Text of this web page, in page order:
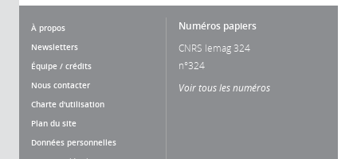
À propos
Newsletters
Équipe / crédits
Nous contacter
Charte d'utilisation
Plan du site
Données personnelles
Numéros papiers
CNRS lemag 324
n°324
Voir tous les numéros